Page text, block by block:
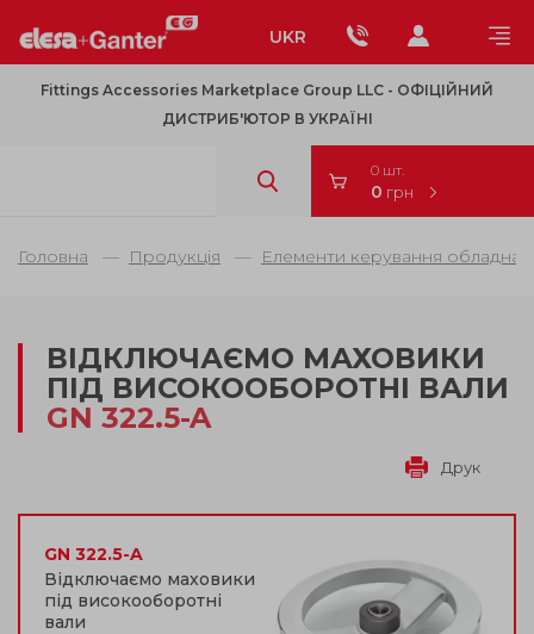
UKR
Fittings Accessories Marketplace Group LLC - OФІЦІЙНИЙ
ДИСТРИБ'ЮТОР В УКРАЇНІ
0 шт.
0 грн
Головна Продукція Елементи керування
ВІДКЛЮЧАЄМО МАХОВИКИ
ПІД ВИСОКООБОРОТНІ ВАЛИ
GN 322.5-A
Друк
GN 322.5-A
Відключаємо маховики
під високооборотні
вали